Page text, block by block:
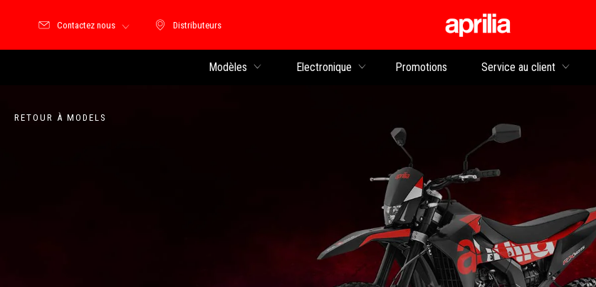
Distributeurs
Distributeurs
Contactez nous
Modèles Electronique Promotions Service au client
RETOUR À MODELS